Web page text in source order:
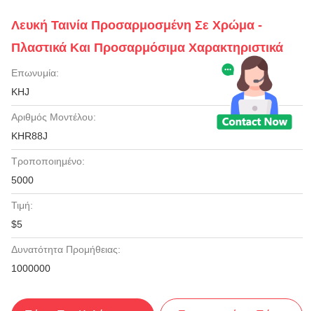
Λευκή Ταινία Προσαρμοσμένη Σε Χρώμα -
Πλαστικά Και Προσαρμόσιμα Χαρακτηριστικά
Επωνυμία:
KHJ
Αριθμός Μοντέλου:
KHR88J
Τροποποιημένο:
5000
Τιμή:
$5
Δυνατότητα Προμήθειας:
1000000